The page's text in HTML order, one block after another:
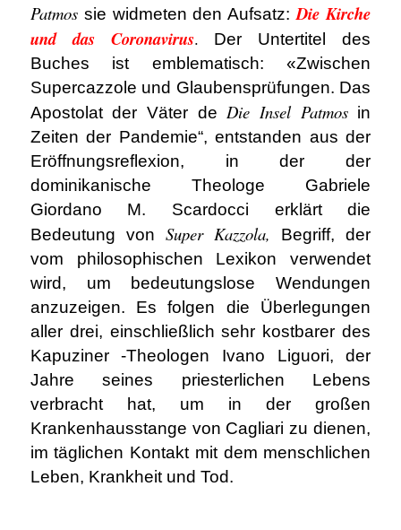
Patmossie widmeten den Aufsatz:Die Kirche
und das Coronavirus. Der Untertitel des
Buches ist emblematisch: «Zwischen
Supercazzole und Glaubensprüfungen. Das
Apostolat der Väter de Die Insel Patmos in
Zeiten der Pandemie“, entstanden aus der
Eröffnungsreflexion, in der der
dominikanische Theologe Gabriele
Giordano M. Scardocci erklärt die
Bedeutung von Super Kazzola,
Begriff, der
vom philosophischen Lexikon verwendet
wird, um bedeutungslose Wendungen
anzuzeigen. Es folgen die Überlegungen
aller drei, einschließlich sehr kostbarer des
Kapuziner -Theologen Ivano Liguori, der
Jahre seines priesterlichen Lebens
verbracht hat, um in der großen
Krankenhausstange von Cagliari zu dienen,
im täglichen Kontakt mit dem menschlichen
Leben, Krankheit und Tod.